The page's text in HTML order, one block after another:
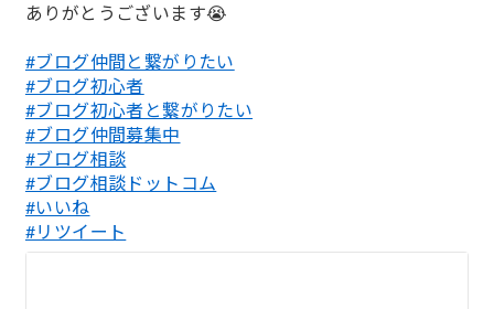
ありがとうございます😭
#ブログ仲間と繋がりたい
#ブログ初心者
#ブログ初心者と繋がりたい
#ブログ仲間募集中
#ブログ相談
#ブログ相談ドットコム
#いいね
#リツイート